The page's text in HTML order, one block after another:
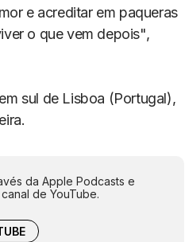
e acreditar em paqueras
o que vem depois",
sul de Lisboa (Portugal),
da Apple Podcasts e
de YouTube.